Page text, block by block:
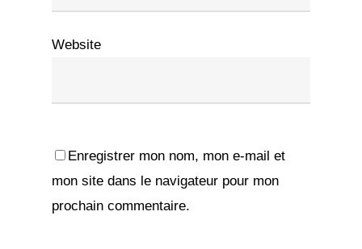
Website
Enregistrer mon nom, mon e-mail et
mon site dans le navigateur pour mon
prochain commentaire.